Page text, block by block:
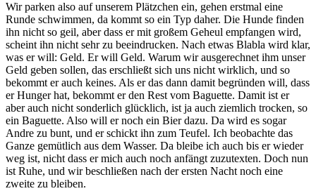
Wir parken also auf unserem Plätzchen ein, gehen erstmal eine
Runde schwimmen, da kommt so ein Typ daher. Die Hunde finden
ihn nicht so geil, aber dass er mit großem Geheul empfangen wird,
scheint ihn nicht sehr zu beeindrucken. Nach etwas Blabla wird klar,
was er will: Geld. Er will Geld. Warum wir ausgerechnet ihm unser
Geld geben sollen, das erschließt sich uns nicht wirklich, und so
bekommt er auch keines. Als er das dann damit begründen will, dass
er Hunger hat, bekommt er den Rest vom Baguette. Damit ist er
aber auch nicht sonderlich glücklich, ist ja auch ziemlich trocken, so
ein Baguette. Also will er noch ein Bier dazu. Da wird es sogar
Andre zu bunt, und er schickt ihn zum Teufel. Ich beobachte das
Ganze gemütlich aus dem Wasser. Da bleibe ich auch bis er wieder
weg ist, nicht dass er mich auch noch anfängt zuzutexten. Doch nun
ist Ruhe, und wir beschließen nach der ersten Nacht noch eine
zweite zu bleiben.